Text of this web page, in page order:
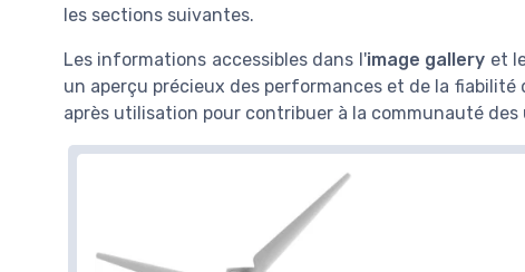
les sections suivantes.
Les informations accessibles dans l'image gallery et
un aperçu précieux des performances et de la fiabilité
après utilisation pour contribuer à la communauté